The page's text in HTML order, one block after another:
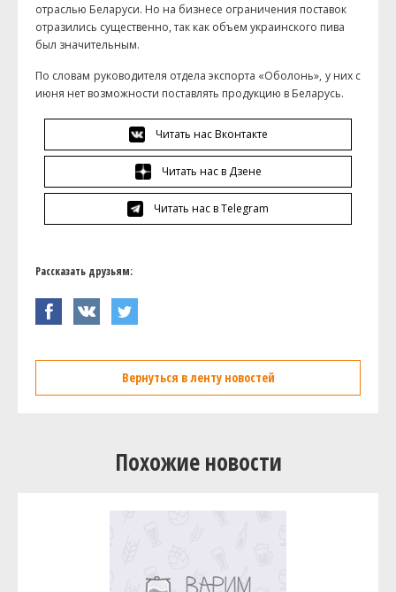
отраслью Беларуси. Но на бизнесе ограничения поставок
отразились существенно, так как объем украинского пива
был значительным.
По словам руководителя отдела экспорта «Оболонь», у них с
июня нет возможности поставлять продукцию в Беларусь.
Читать нас Вконтакте
Читать нас в Дзене
Читать нас в Telegram
Рассказать друзьям:
Вернуться в ленту новостей
Похожие новости